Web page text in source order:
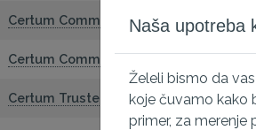
Certum Commercial WildCard
Certum Commercial Multidomain
Certum Trusted
Naša upotreba
Želeli bismo da
koje čuvamo kako
primer, za merenje